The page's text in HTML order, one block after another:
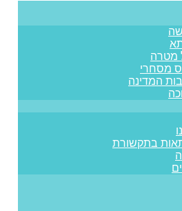
מטרה
מסחרי
המדינה
בתקשורת